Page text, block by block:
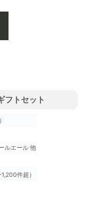
フトセット
ルエール 他
件超）